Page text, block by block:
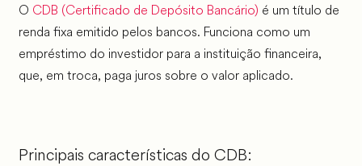
O CDB (Certificado de Depósito Bancário) é um título de
renda fixa emitido pelos bancos. Funciona como um
empréstimo do investidor para a instituição financeira,
que, em troca, paga juros sobre o valor aplicado.
Principais características do CDB: